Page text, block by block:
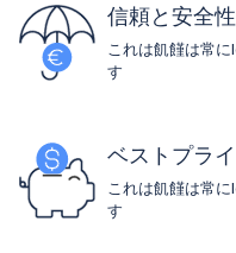
信頼と安全性
これは飢饉は常
す
ベストプラ
これは飢饉は常
す